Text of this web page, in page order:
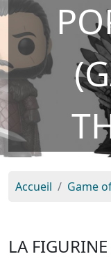
Accueil Game
LA